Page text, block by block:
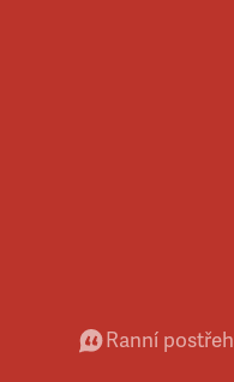
Ranní postřeh